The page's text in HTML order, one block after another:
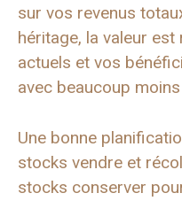
sur vos revenus
héritage, la valeur
actuels et vos
avec beaucoup moins
Une bonne
stocks vendre et
stocks conserver